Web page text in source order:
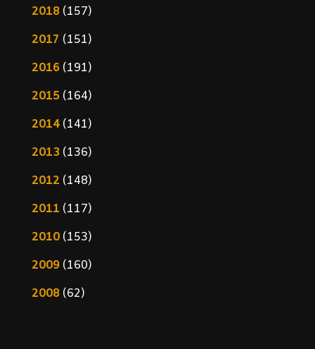
2018(157)
2017 (151)
2016(191)
2015(164)
2014(141)
2013(136)
2012 (148)
2011 (117)
2010(153)
2009(160)
2008(62)